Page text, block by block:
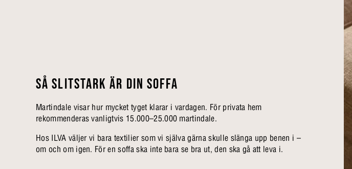
SÅ SLITSTARK ÄR DIN SOFFA
Martindale visar hur mycket tyget klarar i vardagen. För privata hem
rekommenderas vanligtvis 15.000–25.000 martindale.
Hos ILVA väljer vi bara textilier som vi själva gärna skulle slänga upp benen i –
om och om igen. För en soffa ska inte bara se bra ut, den ska gå att leva i.